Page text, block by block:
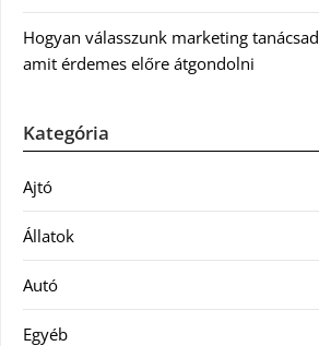
Hogyan válasszunk marketing
amit érdemes előre átgondolni
Kategória
Ajtó
Állatok
Autó
Egyéb